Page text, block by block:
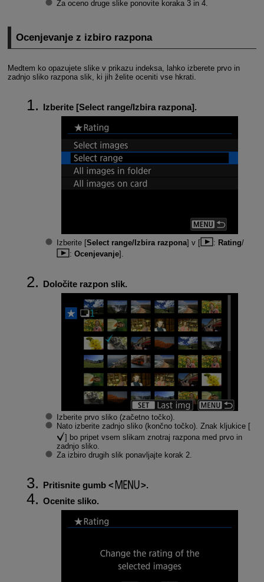
Za oceno druge slike ponovite koraka 3 in 4.
Ocenjevanje z izbiro razpona
Medtem ko opazujete slike v prikazu indeksa, lahko izberete prvo in
zadnjo sliko razpona slik, ki jih želite oceniti vse hkrati.
Izberite [Select range/Izbira razpona].
Izberite [Select range/Izbira razpona] v [ : Rating/
: Ocenjevanje].
Določite razpon slik.
Izberite prvo sliko (začetno točko).
Nato izberite zadnjo sliko (končno točko). Znak kljukice [
] bo pripet vsem slikam znotraj razpona med prvo in
zadnjo sliko.
Za izbiro drugih slik ponavljajte korak 2.
Pritisnite gumb
.
Ocenite sliko.